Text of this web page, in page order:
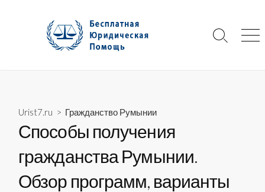
Search
Urist7.ru > Гражданство Румынии
Способы получения
гражданства Румынии.
Обзор программ, варианты